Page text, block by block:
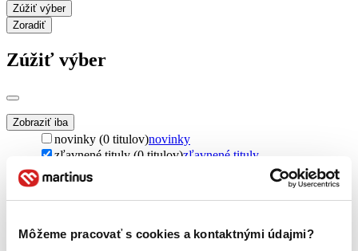
Môžeme pracovať s cookies a kontaktnými údajmi?
Zúžiť výber
Zoradiť
Zúžiť výber
Zobraziť iba
novinky (0 titulov)novinky
zľavnené tituly (0 titulov)zľavnené tituly
Dostupnosť
na centrálnom sklade (0 titulov)na centrálnom sklade
pripravujeme (0 titulov)pripravujeme